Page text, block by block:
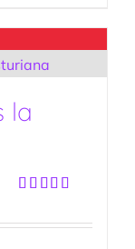
la
con5.00de